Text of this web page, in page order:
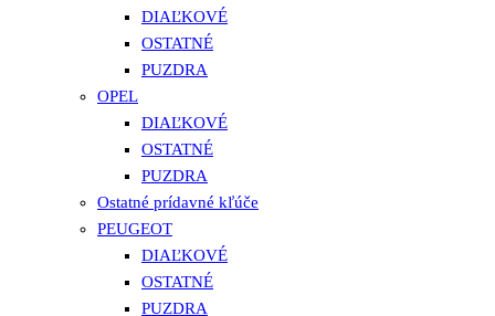
DIAĽKOVÉ
OSTATNÉ
PUZDRA
OPEL
DIAĽKOVÉ
OSTATNÉ
PUZDRA
Ostatné prídavné kľúče
PEUGEOT
DIAĽKOVÉ
OSTATNÉ
PUZDRA